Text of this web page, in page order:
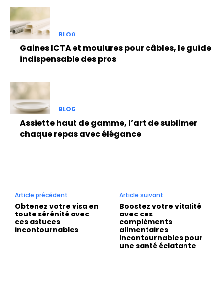
BLOG
Gaines ICTA et moulures pour câbles, le guide
indispensable des pros
BLOG
Assiette haut de gamme, l’art de sublimer
chaque repas avec élégance
Article précédent
Obtenez votre visa en
toute sérénité avec
ces astuces
incontournables
Article suivant
Boostez votre vitalité
avec ces
compléments
alimentaires
incontournables pour
une santé éclatante